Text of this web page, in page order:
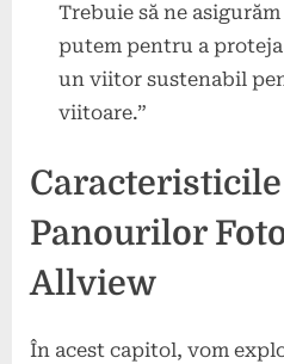
Trebuie să ne
putem pentru a
un viitor sustenabil
viitoare.”
Panourilor
Allview
În acest capitol, vom